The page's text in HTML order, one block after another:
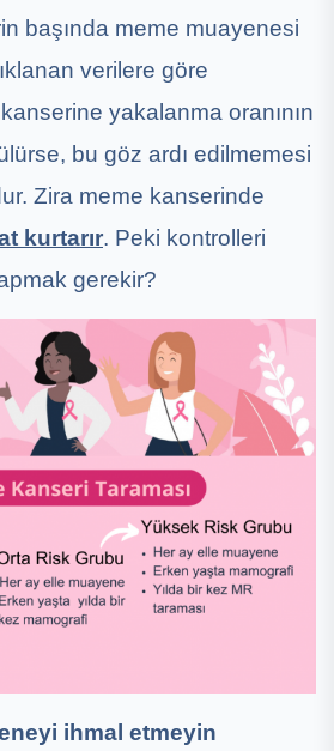
başında meme muayenesi
verilere göre
yakalanma oranının
bu göz ardı edilmemesi
Zira meme kanserinde
kurtarır. Peki kontrolleri
gerekir?
ihmal etmeyin